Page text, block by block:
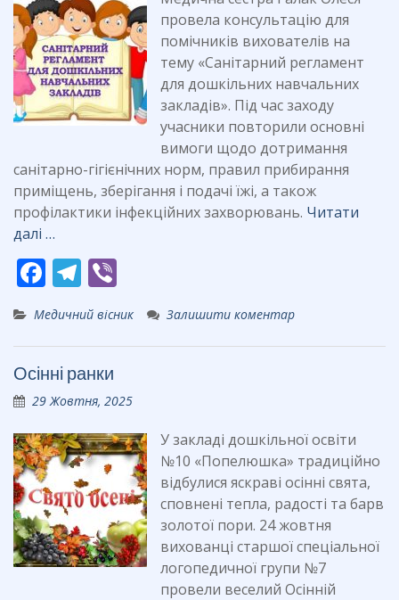
провела консультацію для
помічників вихователів на
тему «Санітарний регламент
для дошкільних навчальних
закладів». Під час заходу
учасники повторили основні
вимоги щодо дотримання
санітарно-гігієнічних норм, правил прибирання
приміщень, зберігання і подачі їжі, а також
профілактики інфекційних захворювань. Читати
далі …
F
ac
e
b
o
o
k
T
el
e
gr
a
m
er
Медичний вісник Залишити коментар
Осінні ранки
29 Жовтня, 2025
У закладі дошкільної освіти
№10 «Попелюшка» традиційно
відбулися яскраві осінні свята,
сповнені тепла, радості та барв
золотої пори. 24 жовтня
вихованці старшої спеціальної
логопедичної групи №7
провели веселий Осінній